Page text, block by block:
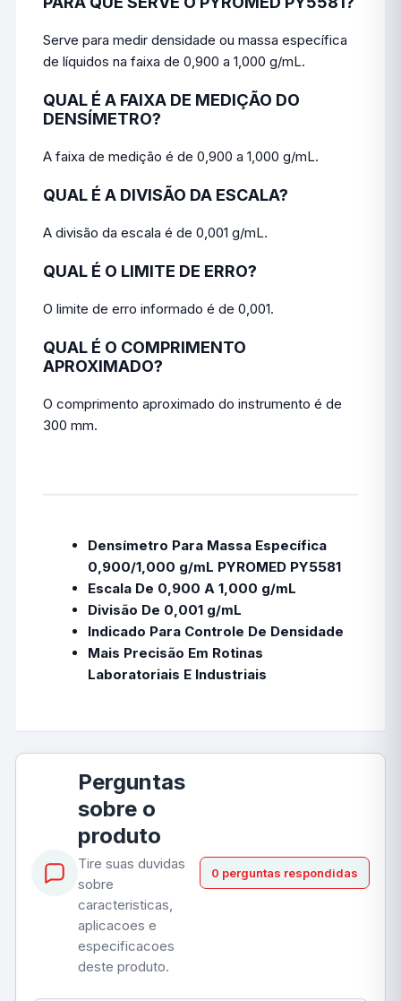
Serve para medir densidade ou massa específica
de líquidos na faixa de 0,900 a 1,000 g/mL.
QUAL É A FAIXA DE MEDIÇÃO DO
DENSÍMETRO?
A faixa de medição é de 0,900 a 1,000 g/mL.
QUAL É A DIVISÃO DA ESCALA?
A divisão da escala é de 0,001 g/mL.
QUAL É O LIMITE DE ERRO?
O limite de erro informado é de 0,001.
QUAL É O COMPRIMENTO
APROXIMADO?
O comprimento aproximado do instrumento é de
300 mm.
Densímetro Para Massa Específica
0,900/1,000 g/mL PYROMED PY5581
Escala De 0,900 A 1,000 g/mL
Divisão De 0,001 g/mL
Indicado Para Controle De Densidade
Mais Precisão Em Rotinas
Laboratoriais E Industriais
Perguntas
sobre o
produto
Tire suas duvidas
sobre
caracteristicas,
aplicacoes e
especificacoes
deste produto.
0 perguntas respondidas